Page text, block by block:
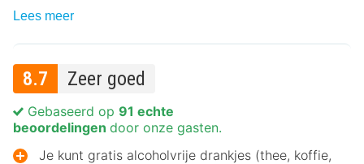
Lees meer
8.7 Zeer goed
Gebaseerd op 91 echte
beoordelingen door onze gasten.
Je kunt gratis alcoholvrije drankjes (thee, koffie,